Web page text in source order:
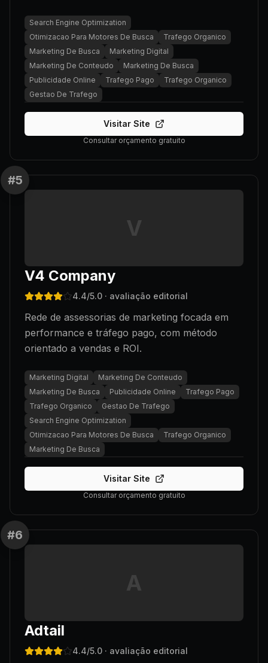
Search Engine Optimization
Otimizacao Para Motores De Busca
Trafego Organico
Marketing De Busca
Marketing Digital
Marketing De Conteudo
Marketing De Busca
Publicidade Online
Trafego Pago
Trafego Organico
Gestao De Trafego
Visitar Site
Consultar orçamento gratuito
#5
V
V4 Company
4.4/5.0 · avaliação editorial
Rede de assessorias de marketing focada em
performance e tráfego pago, com método
orientado a vendas e ROI.
Marketing Digital
Marketing De Conteudo
Marketing De Busca
Publicidade Online
Trafego Pago
Trafego Organico
Gestao De Trafego
Search Engine Optimization
Otimizacao Para Motores De Busca
Trafego Organico
Marketing De Busca
Visitar Site
Consultar orçamento gratuito
#6
A
Adtail
4.4/5.0 · avaliação editorial